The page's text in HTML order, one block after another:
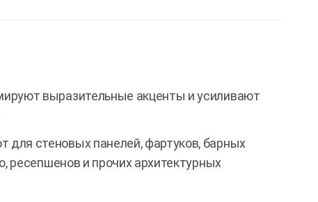
выразительные акценты и усиливают
для стеновых панелей, фартуков, барных
ресепшенов и прочих архитектурных